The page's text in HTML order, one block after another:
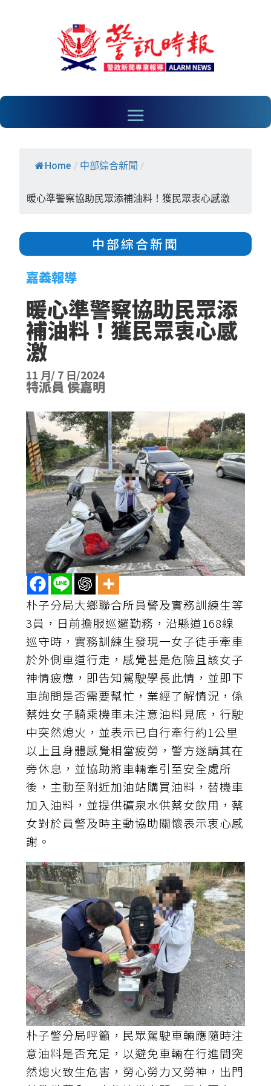
Home / 中部綜合新聞 /
暖心準警察協助民眾添補油料！獲民眾衷心感激
中部綜合新聞
嘉義報導
暖心準警察協助民眾添
補油料！獲民眾衷心感
激
11 月/ 7 日/2024
特派員 侯嘉明
朴子分局大鄉聯合所員警及實務訓練生等
3員，日前擔服巡邏勤務，沿縣道168線
巡守時，實務訓練生發現一女子徒手牽車
於外側車道行走，感覺甚是危險且該女子
神情疲憊，即告知駕駛學長此情，並即下
車詢問是否需要幫忙，業經了解情況，係
蔡姓女子騎乘機車未注意油料見底，行駛
中突然熄火，並表示已自行牽行約1公里
以上且身體感覺相當疲勞，警方遂請其在
旁休息，並協助將車輛牽引至安全處所
後，主動至附近加油站購買油料，替機車
加入油料，並提供礦泉水供蔡女飲用，蔡
女對於員警及時主動協助關懷表示衷心感
謝。
朴子警分局呼籲，民眾駕駛車輛應隨時注
意油料是否充足，以避免車輛在行進間突
然熄火致生危害，勞心勞力又勞神，出門